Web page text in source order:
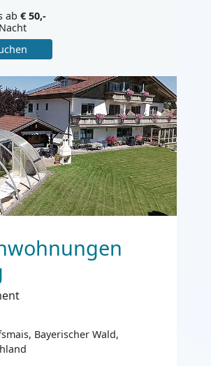
ab € 50,-
Bayerischer Wald,